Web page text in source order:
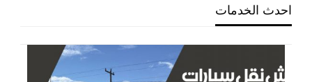
احدث الخدمات